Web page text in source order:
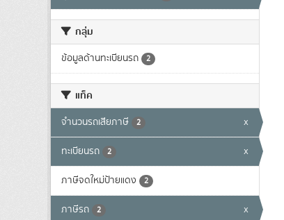
กลุ่ม
ข้อมูลด้านทะเบียนรถ 2
แท็ค
จำนวนรถเสียภาษี 2 x
ทะเบียนรถ 2 x
ภาษีจดใหม่ป้ายแดง 2
ภาษีรถ 2 x